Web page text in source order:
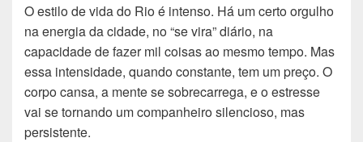
O estilo de vida do Rio é intenso. Há um certo orgulho
na energia da cidade, no “se vira” diário, na
capacidade de fazer mil coisas ao mesmo tempo. Mas
essa intensidade, quando constante, tem um preço. O
corpo cansa, a mente se sobrecarrega, e o estresse
vai se tornando um companheiro silencioso, mas
persistente.